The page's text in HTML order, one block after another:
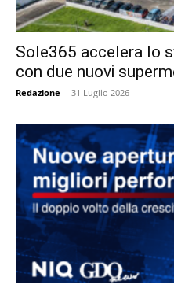
Sole365 accelera lo
con due nuovi
Redazione - 31 Luglio 2026